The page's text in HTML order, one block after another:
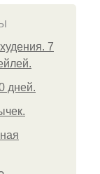
7
дней.